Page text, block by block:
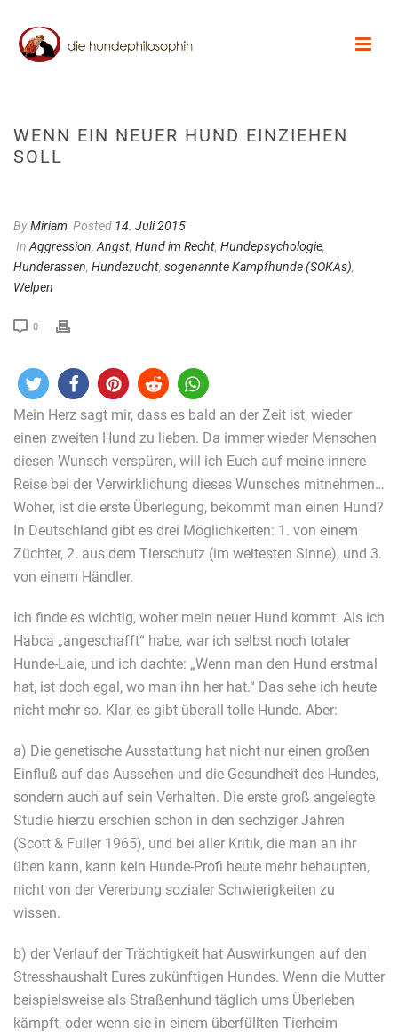
WENN EIN NEUER HUND EINZIEHEN
SOLL
ByMiriam Posted 14. Juli 2015
In Aggression, Angst, Hund im Recht, Hundepsychologie,
Hunderassen, Hundezucht, sogenannte Kampfhunde (SOKAs),
Welpen
0
Mein Herz sagt mir, dass es bald an der Zeit ist, wieder
einen zweiten Hund zu lieben. Da immer wieder Menschen
diesen Wunsch verspüren, will ich Euch auf meine innere
Reise bei der Verwirklichung dieses Wunsches mitnehmen…
Woher, ist die erste Überlegung, bekommt man einen Hund?
In Deutschland gibt es drei Möglichkeiten: 1. von einem
Züchter, 2. aus dem Tierschutz (im weitesten Sinne), und 3.
von einem Händler.
Ich finde es wichtig, woher mein neuer Hund kommt. Als ich
Habca „angeschafft“ habe, war ich selbst noch totaler
Hunde-Laie, und ich dachte: „Wenn man den Hund erstmal
hat, ist doch egal, wo man ihn her hat.“ Das sehe ich heute
nicht mehr so. Klar, es gibt überall tolle Hunde. Aber:
a) Die genetische Ausstattung hat nicht nur einen großen
Einfluß auf das Aussehen und die Gesundheit des Hundes,
sondern auch auf sein Verhalten. Die erste groß angelegte
Studie hierzu erschien schon in den sechziger Jahren
(Scott & Fuller 1965), und bei aller Kritik, die man an ihr
üben kann, kann kein Hunde-Profi heute mehr behaupten,
nicht von der Vererbung sozialer Schwierigkeiten zu
wissen.
b) der Verlauf der Trächtigkeit hat Auswirkungen auf den
Stresshaushalt Eures zukünftigen Hundes. Wenn die Mutter
beispielsweise als Straßenhund täglich ums Überleben
kämpft, oder wenn sie in einem überfüllten Tierheim